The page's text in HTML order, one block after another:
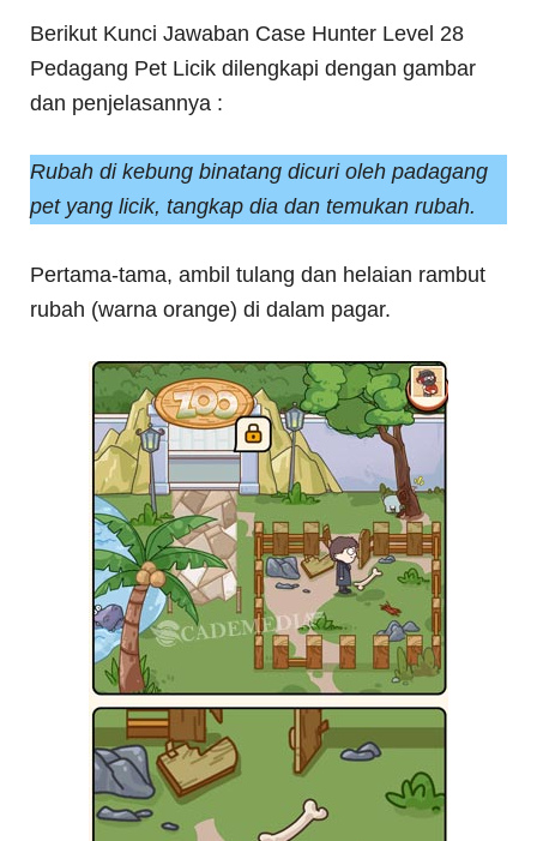
Berikut Kunci Jawaban Case Hunter Level 28
Pedagang Pet Licik dilengkapi dengan gambar
dan penjelasannya :
Rubah di kebung binatang dicuri oleh padagang
pet yang licik, tangkap dia dan temukan rubah.
Pertama-tama, ambil tulang dan helaian rambut
rubah (warna orange) di dalam pagar.